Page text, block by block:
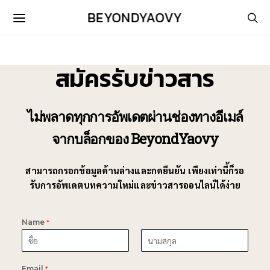
BEYONDYAOVY
สมัครรับข่าวสาร
ไม่พลาดทุกการอัพเดตผ่านช่องทางอีเมล์
จากบล็อกของ BeyondYaovy
สามารถกรอกข้อมูลด้านล่างและกดยืนยัน เพียงเท่านี้ก็รอ
รับการอัพเดตบทความใหม่และข่าวสารออนไลน์ได้ง่าย
Name *
i